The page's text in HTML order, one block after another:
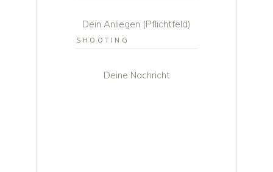
Dein Anliegen (Pflichtfeld)
Deine Nachricht